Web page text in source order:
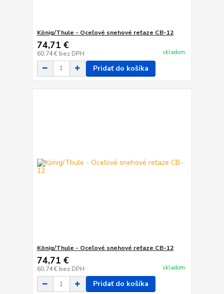
König/Thule - Oceľové snehové reťaze CB-12
74,71 €
60,74 € bez DPH skladom
Pridať do košíka
König/Thule - Oceľové snehové reťaze CB-12
74,71 €
60,74 € bez DPH skladom
Pridať do košíka